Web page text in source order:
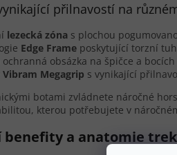
přilnavostí na
lezecká zóna s plochou
Edge Frame poskytující torzní
ochranná obsázka na špičce a
Vibram Megagrip s vynikající
botami zvládnete náročné
kterou potřebujete v
benefity a anatomie